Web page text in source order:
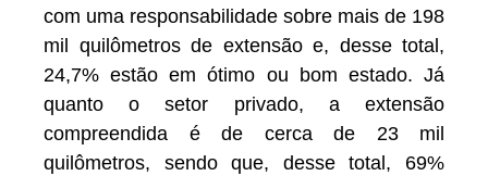
com uma responsabilidade sobre mais de 198
mil quilômetros de extensão e, desse total,
24,7% estão em ótimo ou bom estado. Já
quanto o setor privado, a extensão
compreendida é de cerca de 23 mil
quilômetros, sendo que, desse total, 69%